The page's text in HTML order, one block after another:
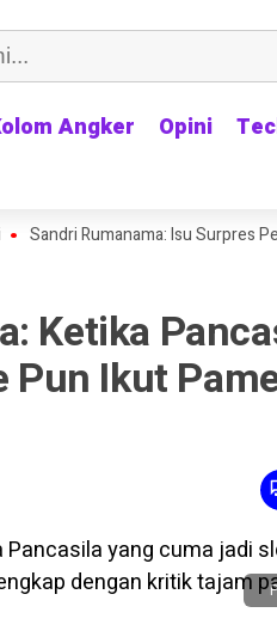
Angker Opini
Angker Opini
Rumanama: Isu Surpres
Ketika
Pun Ikut